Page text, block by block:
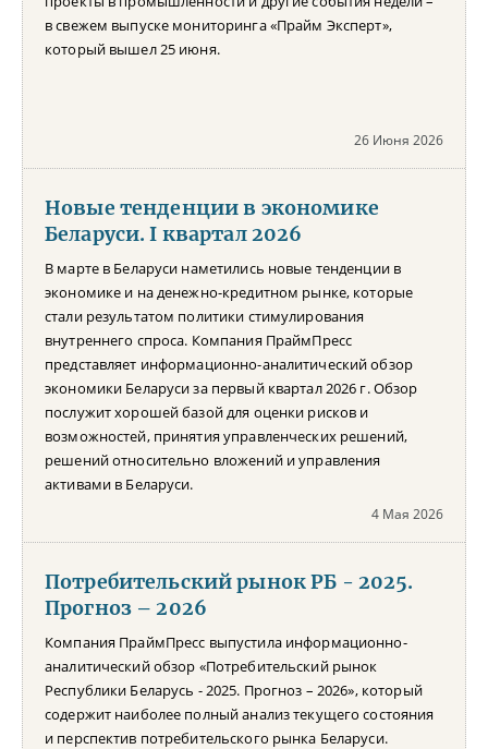
в свежем выпуске мониторинга «Прайм Эксперт»,
который вышел 25 июня.
26 Июня 2026
Новые тенденции в экономике
Беларуси. I квартал 2026
В марте в Беларуси наметились новые тенденции в
экономике и на денежно-кредитном рынке, которые
стали результатом политики стимулирования
внутреннего спроса. Компания ПраймПресс
представляет информационно-аналитический обзор
экономики Беларуси за первый квартал 2026 г. Обзор
послужит хорошей базой для оценки рисков и
возможностей, принятия управленческих решений,
решений относительно вложений и управления
активами в Беларуси.
4 Мая 2026
Потребительский рынок РБ - 2025.
Прогноз – 2026
Компания ПраймПресс выпустила информационно-
аналитический обзор «Потребительский рынок
Республики Беларусь - 2025. Прогноз – 2026», который
содержит наиболее полный анализ текущего состояния
и перспектив потребительского рынка Беларуси.